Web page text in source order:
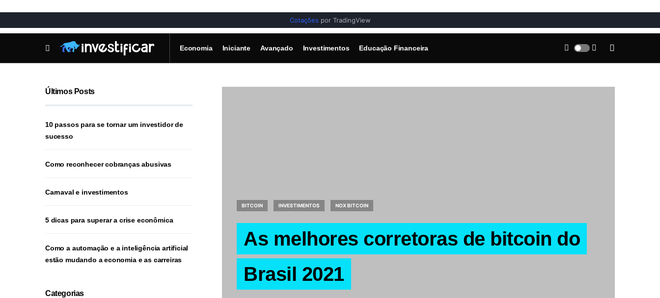
Cotações por TradingView
Economia Iniciante Avançado Investimentos Educação Financeira
BITCOIN INVESTIMENTOS NOX BITCOIN
As melhores corretoras de bitcoin do
Brasil 2021
Últimos Posts
10 passos para se tornar um investidor de
sucesso
Como reconhecer cobranças abusivas
Carnaval e investimentos
5 dicas para superar a crise econômica
Como a automação e a inteligência artificial
estão mudando a economia e as carreiras
Categorias